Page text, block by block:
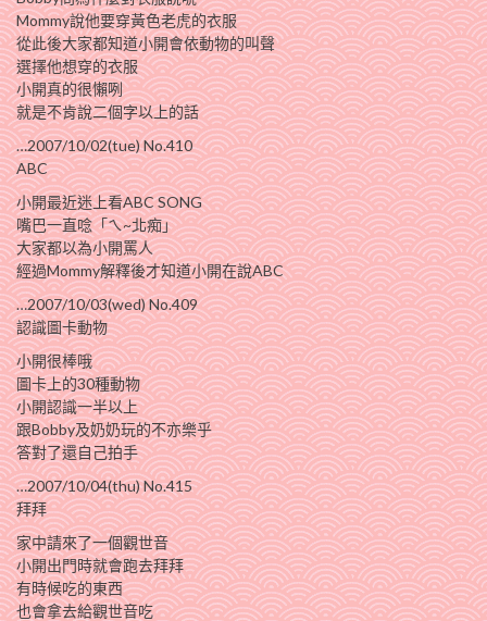
Mommy說他要穿黃色老虎的衣服
從此後大家都知道小開會依動物的叫聲
選擇他想穿的衣服
小開真的很懶咧
就是不肯說二個字以上的話
…2007/10/02(tue) No.410
ABC
小開最近迷上看ABC SONG
嘴巴一直唸「ㄟ~北痴」
大家都以為小開罵人
經過Mommy解釋後才知道小開在說ABC
…2007/10/03(wed) No.409
認識圖卡動物
小開很棒哦
圖卡上的30種動物
小開認識一半以上
跟Bobby及奶奶玩的不亦樂乎
答對了還自己拍手
…2007/10/04(thu) No.415
拜拜
家中請來了一個觀世音
小開出門時就會跑去拜拜
有時候吃的東西
也會拿去給觀世音吃